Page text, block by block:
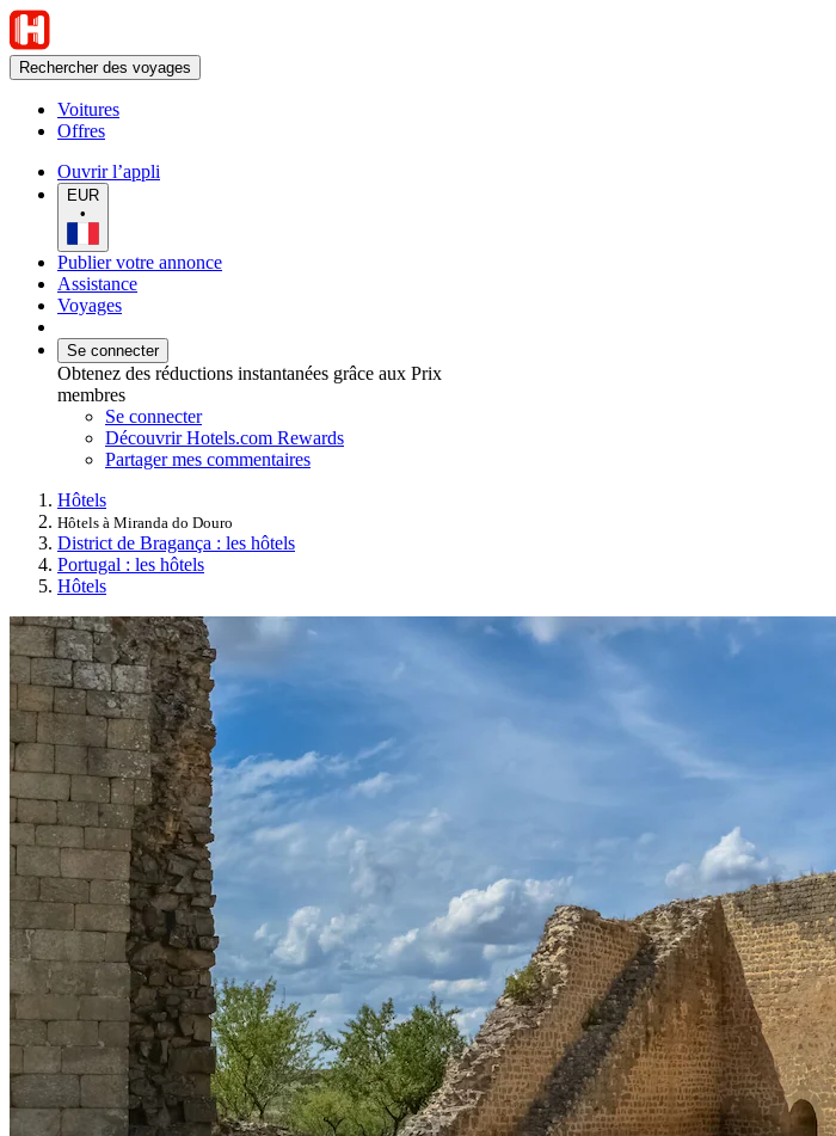
Rechercher des voyages
Voitures
Offres
Ouvrir l’appli
EUR
•
Publier votre annonce
Assistance
Voyages
Se connecter
Obtenez des réductions instantanées grâce aux Prix
membres
Se connecter
Découvrir Hotels.com Rewards
Partager mes commentaires
Hôtels
Hôtels à Miranda do Douro
District de Bragança : les hôtels
Portugal : les hôtels
Hôtels